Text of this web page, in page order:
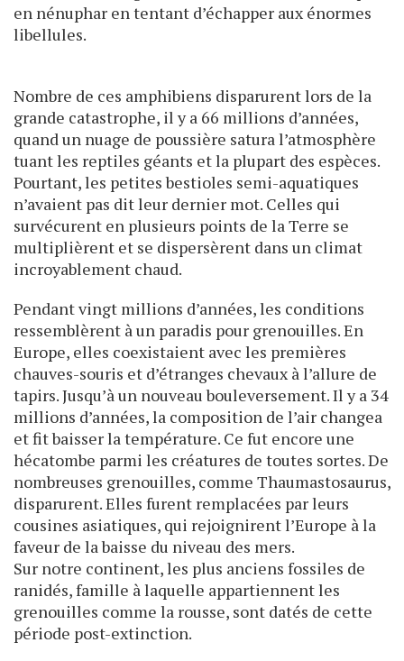
en nénuphar en tentant d’échapper aux énormes
libellules.
Nombre de ces amphibiens disparurent lors de la
grande catastrophe, il y a 66 millions d’années,
quand un nuage de poussière satura l’atmosphère
tuant les reptiles géants et la plupart des espèces.
Pourtant, les petites bestioles semi-aquatiques
n’avaient pas dit leur dernier mot. Celles qui
survécurent en plusieurs points de la Terre se
multiplièrent et se dispersèrent dans un climat
incroyablement chaud.
Pendant vingt millions d’années, les conditions
ressemblèrent à un paradis pour grenouilles. En
Europe, elles coexistaient avec les premières
chauves-souris et d’étranges chevaux à l’allure de
tapirs. Jusqu’à un nouveau bouleversement. Il y a 34
millions d’années, la composition de l’air changea
et fit baisser la température. Ce fut encore une
hécatombe parmi les créatures de toutes sortes. De
nombreuses grenouilles, comme Thaumastosaurus,
disparurent. Elles furent remplacées par leurs
cousines asiatiques, qui rejoignirent l’Europe à la
faveur de la baisse du niveau des mers.
Sur notre continent, les plus anciens fossiles de
ranidés, famille à laquelle appartiennent les
grenouilles comme la rousse, sont datés de cette
période post-extinction.